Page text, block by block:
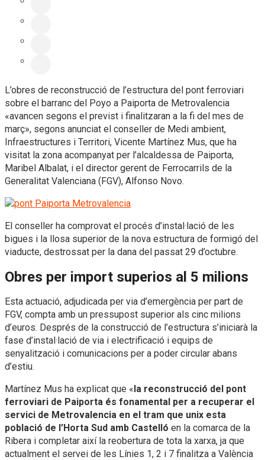
L’obres de reconstrucció de l’estructura del pont ferroviari
sobre el barranc del Poyo a Paiporta de Metrovalencia
«avancen segons el previst i finalitzaran a la fi del mes de
març», segons anunciat el conseller de Medi ambient,
Infraestructures i Territori, Vicente Martínez Mus, que ha
visitat la zona acompanyat per l’alcaldessa de Paiporta,
Maribel Albalat, i el director gerent de Ferrocarrils de la
Generalitat Valenciana (FGV), Alfonso Novo.
El conseller ha comprovat el procés d’instal·lació de les
bigues i la llosa superior de la nova estructura de formigó del
viaducte, destrossat per la dana del passat 29 d’octubre.
Obres per import superios al 5 milions
Esta actuació, adjudicada per via d’emergència per part de
FGV, compta amb un pressupost superior als cinc milions
d’euros. Després de la construcció de l’estructura s’iniciarà la
fase d’instal·lació de via i electrificació i equips de
senyalització i comunicacions per a poder circular abans
d’estiu.
Martínez Mus ha explicat que «la reconstrucció del pont
ferroviari de Paiporta és fonamental per a recuperar el
servici de Metrovalencia en el tram que unix esta
població de l’Horta Sud amb Castelló en la comarca de la
Ribera i completar així la reobertura de tota la xarxa, ja que
actualment el servei de les Línies 1, 2 i 7 finalitza a València